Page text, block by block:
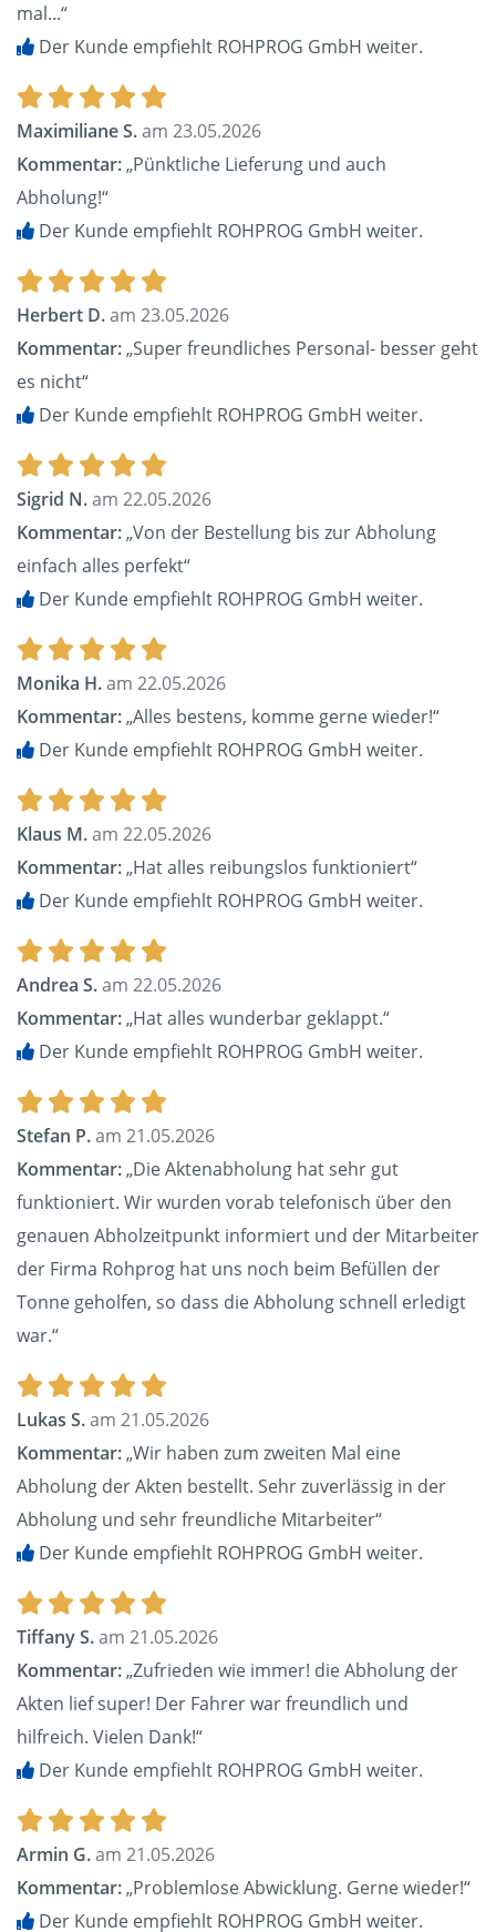
mal...“
Der Kunde empfiehlt ROHPROG GmbH weiter.
Maximiliane S.am 23.05.2026
Kommentar:„Pünktliche Lieferung und auch
Abholung!“
Der Kunde empfiehlt ROHPROG GmbH weiter.
Herbert D.am 23.05.2026
Kommentar:„Super freundliches Personal- besser geht
es nicht“
Der Kunde empfiehlt ROHPROG GmbH weiter.
Sigrid N.am 22.05.2026
Kommentar:„Von der Bestellung bis zur Abholung
einfach alles perfekt“
Der Kunde empfiehlt ROHPROG GmbH weiter.
Monika H.am 22.05.2026
Kommentar:„Alles bestens, komme gerne wieder!“
Der Kunde empfiehlt ROHPROG GmbH weiter.
Klaus M.am 22.05.2026
Kommentar:„Hat alles reibungslos funktioniert“
Der Kunde empfiehlt ROHPROG GmbH weiter.
Andrea S.am 22.05.2026
Kommentar:„Hat alles wunderbar geklappt.“
Der Kunde empfiehlt ROHPROG GmbH weiter.
Stefan P.am 21.05.2026
Kommentar:„Die Aktenabholung hat sehr gut
funktioniert. Wir wurden vorab telefonisch über den
genauen Abholzeitpunkt informiert und der Mitarbeiter
der Firma Rohprog hat uns noch beim Befüllen der
Tonne geholfen, so dass die Abholung schnell erledigt
war.“
Lukas S.am 21.05.2026
Kommentar:„Wir haben zum zweiten Mal eine
Abholung der Akten bestellt. Sehr zuverlässig in der
Abholung und sehr freundliche Mitarbeiter“
Der Kunde empfiehlt ROHPROG GmbH weiter.
Tiffany S.am 21.05.2026
Kommentar:„Zufrieden wie immer! die Abholung der
Akten lief super! Der Fahrer war freundlich und
hilfreich. Vielen Dank!“
Der Kunde empfiehlt ROHPROG GmbH weiter.
Armin G.am 21.05.2026
Kommentar:„Problemlose Abwicklung. Gerne wieder!“
Der Kunde empfiehlt ROHPROG GmbH weiter.